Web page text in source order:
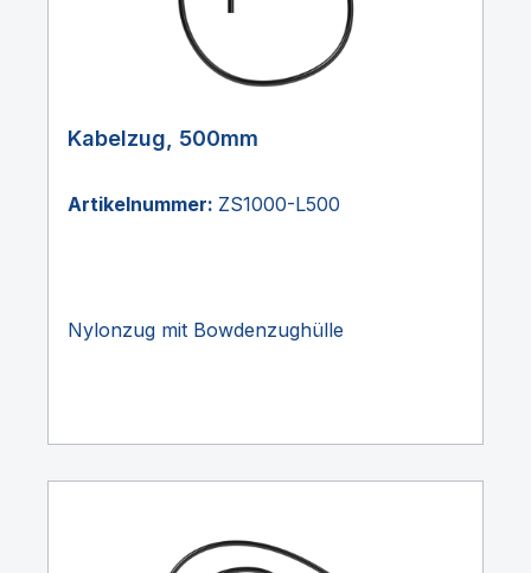
Kabelzug, 500mm
Artikelnummer: ZS1000-L500
Nylonzug mit Bowdenzughülle